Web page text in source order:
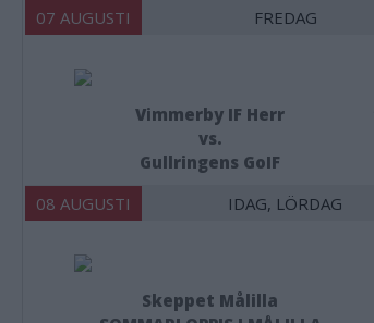
07 AUGUSTI FREDAG
Vimmerby IF Herr
vs.
Gullringens GoIF
08 AUGUSTI IDAG, LÖRDAG
Skeppet Målilla